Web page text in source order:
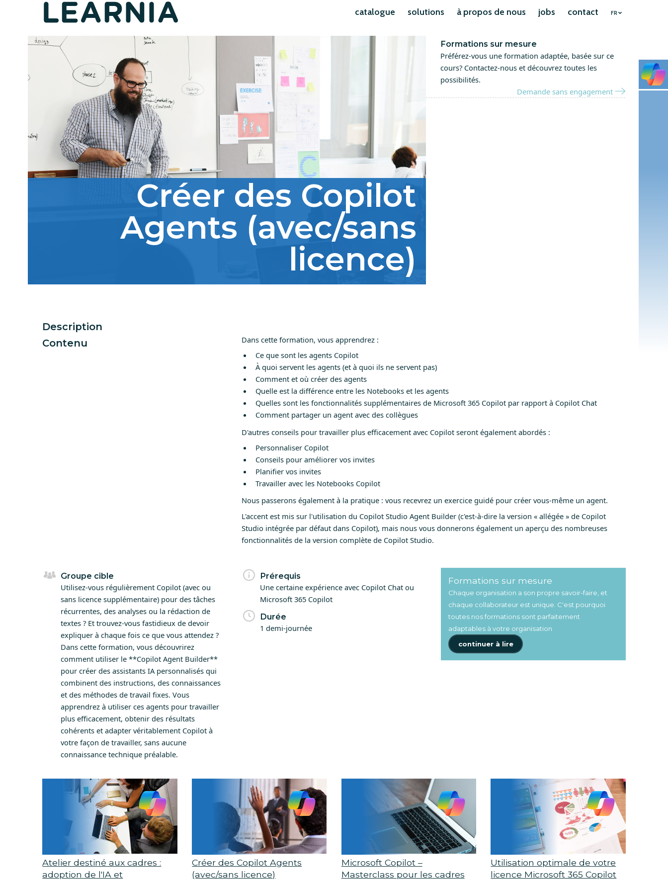
catalogue solutions à propos de nous jobs contact FR
Créer des Copilot
Agents (avec/sans
licence)
Formations sur mesure
Préférez-vous une formation adaptée, basée sur ce
cours? Contactez-nous et découvrez toutes les
possibilités.
Demande sans engagement
Description
Contenu
Dans cette formation, vous apprendrez :
Ce que sont les agents Copilot
À quoi servent les agents (et à quoi ils ne servent pas)
Comment et où créer des agents
Quelle est la différence entre les Notebooks et les agents
Quelles sont les fonctionnalités supplémentaires de Microsoft 365 Copilot par rapport à Copilot Chat
Comment partager un agent avec des collègues
D'autres conseils pour travailler plus efficacement avec Copilot seront également abordés :
Personnaliser Copilot
Conseils pour améliorer vos invites
Planifier vos invites
Travailler avec les Notebooks Copilot
Nous passerons également à la pratique : vous recevrez un exercice guidé pour créer vous-même un agent.
L'accent est mis sur l'utilisation du Copilot Studio Agent Builder (c'est-à-dire la version « allégée » de Copilot
Studio intégrée par défaut dans Copilot), mais nous vous donnerons également un aperçu des nombreuses
fonctionnalités de la version complète de Copilot Studio.
Groupe cible
Utilisez-vous régulièrement Copilot (avec ou
sans licence supplémentaire) pour des tâches
récurrentes, des analyses ou la rédaction de
textes ? Et trouvez-vous fastidieux de devoir
expliquer à chaque fois ce que vous attendez ?
Dans cette formation, vous découvrirez
comment utiliser le **Copilot Agent Builder**
pour créer des assistants IA personnalisés qui
combinent des instructions, des connaissances
et des méthodes de travail fixes. Vous
apprendrez à utiliser ces agents pour travailler
plus efficacement, obtenir des résultats
cohérents et adapter véritablement Copilot à
votre façon de travailler, sans aucune
connaissance technique préalable.
Prérequis
Une certaine expérience avec Copilot Chat ou
Microsoft 365 Copilot
Durée
1 demi-journée
Formations sur mesure
Chaque organisation a son propre savoir-faire, et
chaque collaborateur est unique. C'est pourquoi
toutes nos formations sont parfaitement
adaptables à votre organisation
continuer à lire
Atelier destiné aux cadres :
adoption de l'IA et
Créer des Copilot Agents
(avec/sans licence)
Microsoft Copilot –
Masterclass pour les cadres
Utilisation optimale de votre
licence Microsoft 365 Copilot